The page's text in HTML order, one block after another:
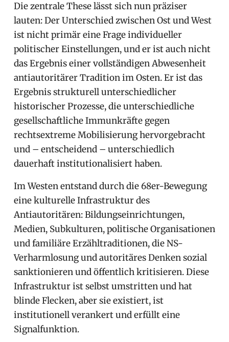
Die zentrale These lässt sich nun präziser
lauten: Der Unterschied zwischen Ost und West
ist nicht primär eine Frage individueller
politischer Einstellungen, und er ist auch nicht
das Ergebnis einer vollständigen Abwesenheit
antiautoritärer Tradition im Osten. Er ist das
Ergebnis strukturell unterschiedlicher
historischer Prozesse, die unterschiedliche
gesellschaftliche Immunkräfte gegen
rechtsextreme Mobilisierung hervorgebracht
und – entscheidend – unterschiedlich
dauerhaft institutionalisiert haben.
Im Westen entstand durch die 68er-Bewegung
eine kulturelle Infrastruktur des
Antiautoritären: Bildungseinrichtungen,
Medien, Subkulturen, politische Organisationen
und familiäre Erzähltraditionen, die NS-
Verharmlosung und autoritäres Denken sozial
sanktionieren und öffentlich kritisieren. Diese
Infrastruktur ist selbst umstritten und hat
blinde Flecken, aber sie existiert, ist
institutionell verankert und erfüllt eine
Signalfunktion.